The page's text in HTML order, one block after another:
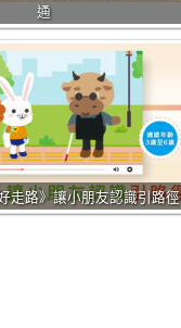
通
走路》讓小朋友認識引路徑